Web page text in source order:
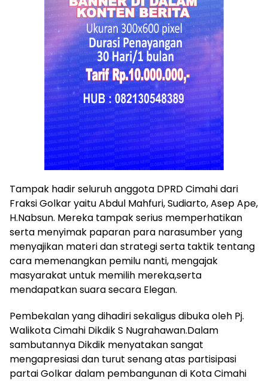
Tampak hadir seluruh anggota DPRD Cimahi dari
Fraksi Golkar yaitu Abdul Mahfuri, Sudiarto, Asep Ape,
H.Nabsun. Mereka tampak serius memperhatikan
serta menyimak paparan para narasumber yang
menyajikan materi dan strategi serta taktik tentang
cara memenangkan pemilu nanti, mengajak
masyarakat untuk memilih mereka,serta
mendapatkan suara secara Elegan.
Pembekalan yang dihadiri sekaligus dibuka oleh Pj.
Walikota Cimahi Dikdik S Nugrahawan.Dalam
sambutannya Dikdik menyatakan sangat
mengapresiasi dan turut senang atas partisipasi
partai Golkar dalam pembangunan di Kota Cimahi